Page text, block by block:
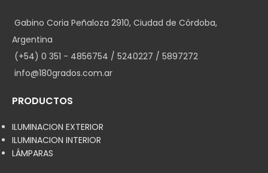
Gabino Coria Peñaloza 2910, Ciudad de Córdoba,
Argentina
(+54) 0 351 - 4856754 / 5240227 / 5897272
info@180grados.com.ar
PRODUCTOS
ILUMINACION EXTERIOR
ILUMINACION INTERIOR
LÁMPARAS